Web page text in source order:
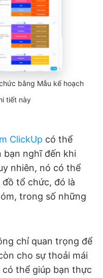
bằng Mẫu kế hoạch
tiết này
ClickUp có thể
bạn nghĩ đến khi
nhiên, nó có thể
đồ tổ chức, đó là
trong số những
chỉ quan trọng để
cho sự thoải mái
có thể giúp bạn thực